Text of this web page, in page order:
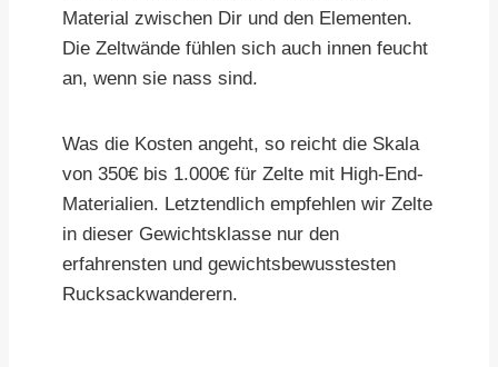
Material zwischen Dir und den Elementen.
Die Zeltwände fühlen sich auch innen feucht
an, wenn sie nass sind.
Was die Kosten angeht, so reicht die Skala
von 350€ bis 1.000€ für Zelte mit High-End-
Materialien. Letztendlich empfehlen wir Zelte
in dieser Gewichtsklasse nur den
erfahrensten und gewichtsbewusstesten
Rucksackwanderern.